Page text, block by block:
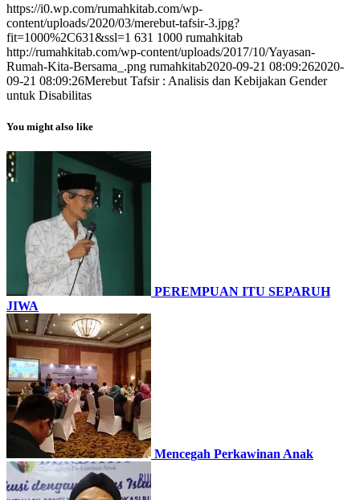
https://i0.wp.com/rumahkitab.com/wp-
content/uploads/2020/03/merebut-tafsir-3.jpg?
fit=1000%2C631&ssl=1 631 1000 rumahkitab
http://rumahkitab.com/wp-content/uploads/2017/10/Yayasan-
Rumah-Kita-Bersama_.png rumahkitab2020-09-21 08:09:262020-
09-21 08:09:26Merebut Tafsir : Analisis dan Kebijakan Gender
untuk Disabilitas
You might also like
PEREMPUAN ITU SEPARUH
JIWA
Mencegah Perkawinan Anak